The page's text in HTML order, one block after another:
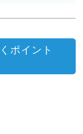
ポイント